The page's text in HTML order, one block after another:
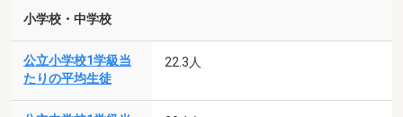
小学校・中学校
公立小学校1学級当
たりの平均生徒
22.3人